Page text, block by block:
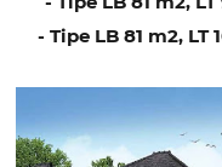
- Tipe LB 81 m2, LT